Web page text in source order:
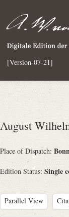
[Version-07-21]
August
Place of Dispatch:
Edition Status: Single
Parallel View